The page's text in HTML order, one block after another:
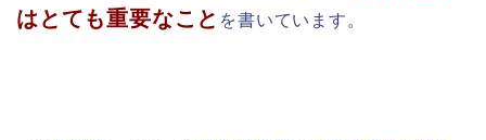
はとても重要なこと を書いています。